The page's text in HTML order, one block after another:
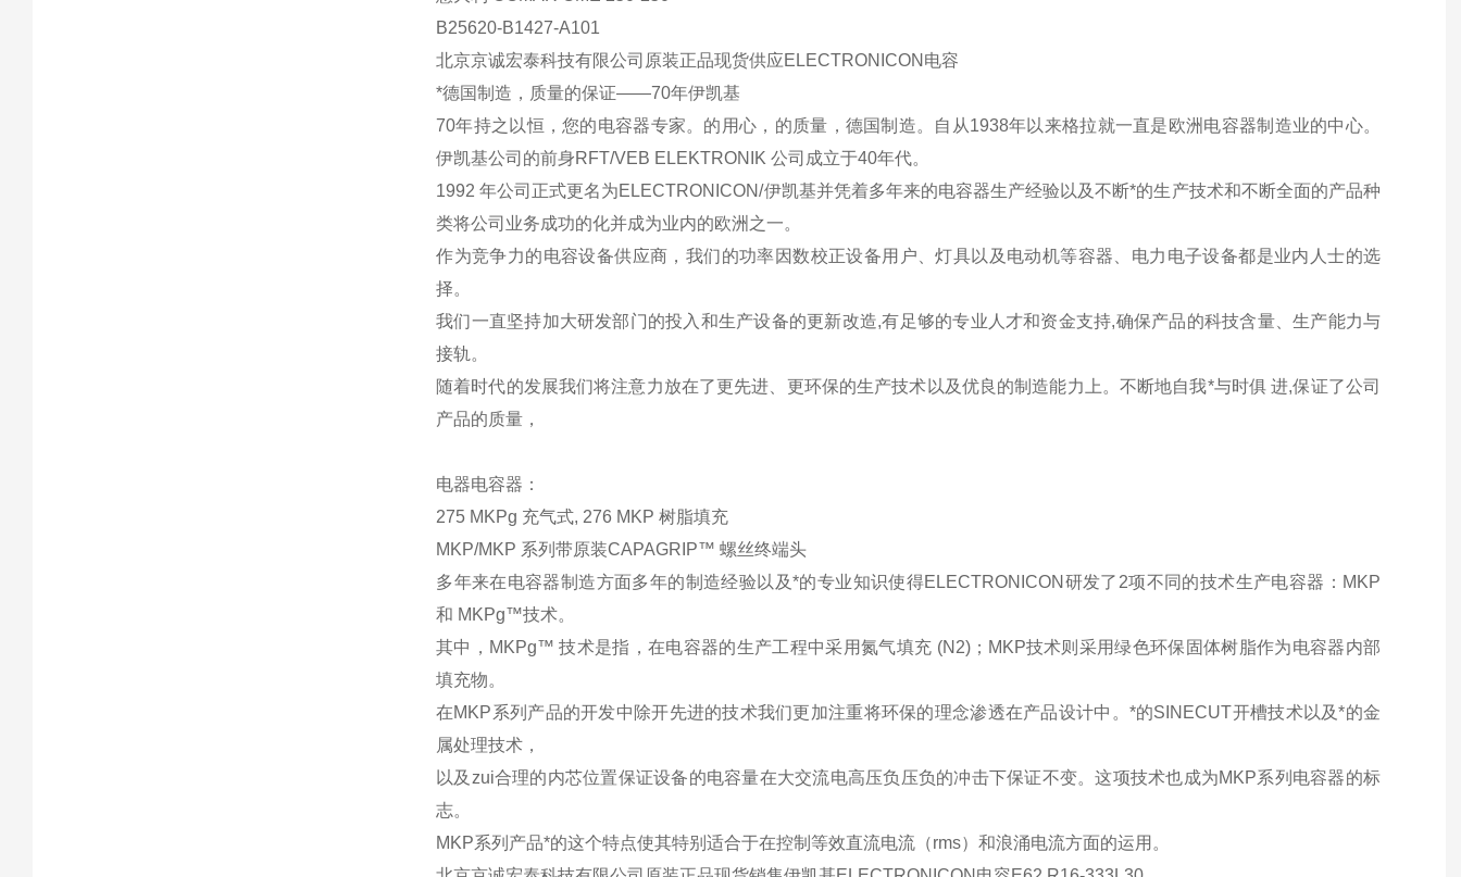
B25620-B1427-A101
北京京诚宏泰科技有限公司原装正品现货供应ELECTRONICON电容
*德国制造，质量的保证——70年伊凯基
70年持之以恒，您的电容器专家。的用心，的质量，德国制造。自从1938年以来格拉就一直是欧洲电容器制造业的中心。
伊凯基公司的前身RFT/VEB ELEKTRONIK 公司成立于40年代。
1992 年公司正式更名为ELECTRONICON/伊凯基并凭着多年来的电容器生产经验以及不断*的生产技术和不断全面的产品种
类将公司业务成功的化并成为业内的欧洲之一。
作为竞争力的电容设备供应商，我们的功率因数校正设备用户、灯具以及电动机等容器、电力电子设备都是业内人士的选
择。
我们一直坚持加大研发部门的投入和生产设备的更新改造,有足够的专业人才和资金支持,确保产品的科技含量、生产能力与
接轨。
随着时代的发展我们将注意力放在了更先进、更环保的生产技术以及优良的制造能力上。不断地自我*与时俱 进,保证了公司
产品的质量，
电器电容器：
275 MKPg 充气式, 276 MKP 树脂填充
MKP/MKP 系列带原装CAPAGRIP™ 螺丝终端头
多年来在电容器制造方面多年的制造经验以及*的专业知识使得ELECTRONICON研发了2项不同的技术生产电容器：MKP
和 MKPg™技术。
其中，MKPg™ 技术是指，在电容器的生产工程中采用氮气填充 (N2)；MKP技术则采用绿色环保固体树脂作为电容器内部
填充物。
在MKP系列产品的开发中除开先进的技术我们更加注重将环保的理念渗透在产品设计中。*的SINECUT开槽技术以及*的金
属处理技术，
以及zui合理的内芯位置保证设备的电容量在大交流电高压负压负的冲击下保证不变。这项技术也成为MKP系列电容器的标
志。
MKP系列产品*的这个特点使其特别适合于在控制等效直流电流（rms）和浪涌电流方面的运用。